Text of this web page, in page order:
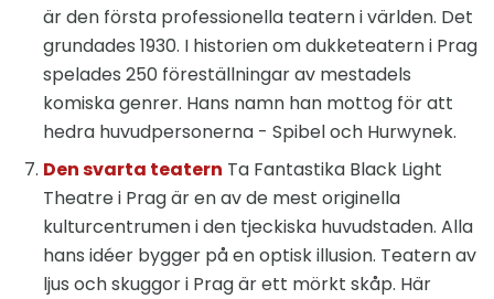
är den första professionella teatern i världen. Det
grundades 1930. I historien om dukketeatern i Prag
spelades 250 föreställningar av mestadels
komiska genrer. Hans namn han mottog för att
hedra huvudpersonerna - Spibel och Hurwynek.
Den svarta teatern Ta Fantastika Black Light
Theatre i Prag är en av de mest originella
kulturcentrumen i den tjeckiska huvudstaden. Alla
hans idéer bygger på en optisk illusion. Teatern av
ljus och skuggor i Prag är ett mörkt skåp. Här